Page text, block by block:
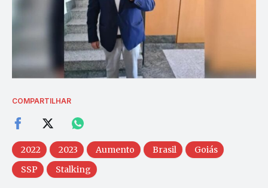
COMPARTILHAR
2022 2023 Aumento Brasil
Goiás
SSP
Stalking